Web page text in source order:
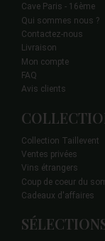
Cave Paris - 16ème
Qui sommes nous ?
Contactez-nous
Livraison
Mon compte
FAQ
Avis clients
Collection Taillevent
Ventes privées
Vins étrangers
Coup de coeur du
Cadeaux d'affaires